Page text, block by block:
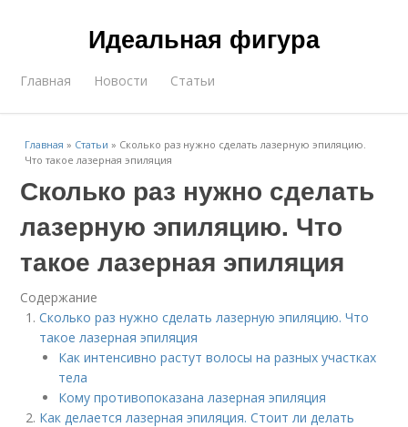
Идеальная фигура
Главная Новости Статьи
Главная » Статьи » Сколько раз нужно сделать лазерную эпиляцию.
Что такое лазерная эпиляция
Сколько раз нужно сделать
лазерную эпиляцию. Что
такое лазерная эпиляция
Содержание
Сколько раз нужно сделать лазерную эпиляцию. Что
такое лазерная эпиляция
Как интенсивно растут волосы на разных участках
тела
Кому противопоказана лазерная эпиляция
Как делается лазерная эпиляция. Стоит ли делать